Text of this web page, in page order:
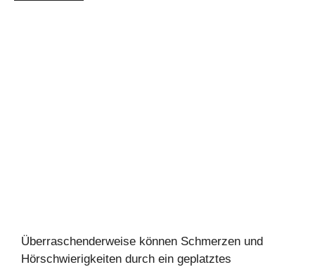
Überraschenderweise können Schmerzen und
Hörschwierigkeiten durch ein geplatztes